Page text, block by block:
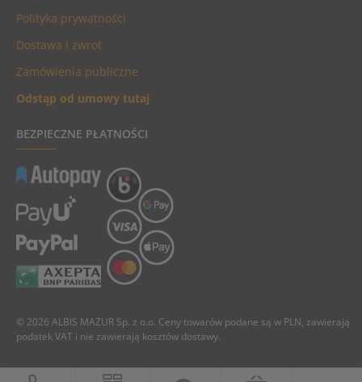
Polityka prywatności
Dostawa i zwrot
Zamówienia publiczne
Odstąp od umowy tutaj
BEZPIECZNE PŁATNOŚCI
© 2026 ALBIS MAZUR Sp. z o.o. Ceny towarów podane są w PLN, zawierają
podatek VAT i nie zawierają kosztów dostawy.